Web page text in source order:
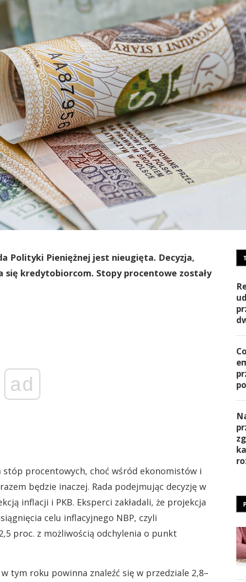
Polityki Pieniężnej jest nieugięta. Decyzja,
się kredytobiorcom. Stopy procentowe zostały
ad
stóp procentowych, choć wśród ekonomistów i
będzie inaczej. Rada podejmując decyzję w
inflacji i PKB. Eksperci zakładali, że projekcja
celu inflacyjnego NBP, czyli
proc. z możliwością odchylenia o punkt
tym roku powinna znaleźć się w przedziale 2,8–